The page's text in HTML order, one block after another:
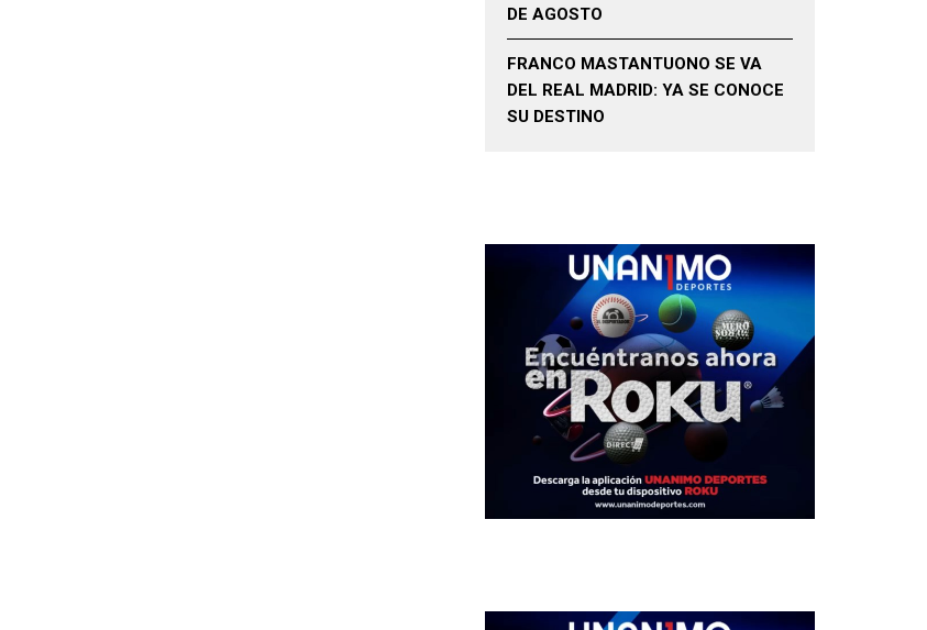
DE AGOSTO
FRANCO MASTANTUONO SE VA
DEL REAL MADRID: YA SE CONOCE
SU DESTINO